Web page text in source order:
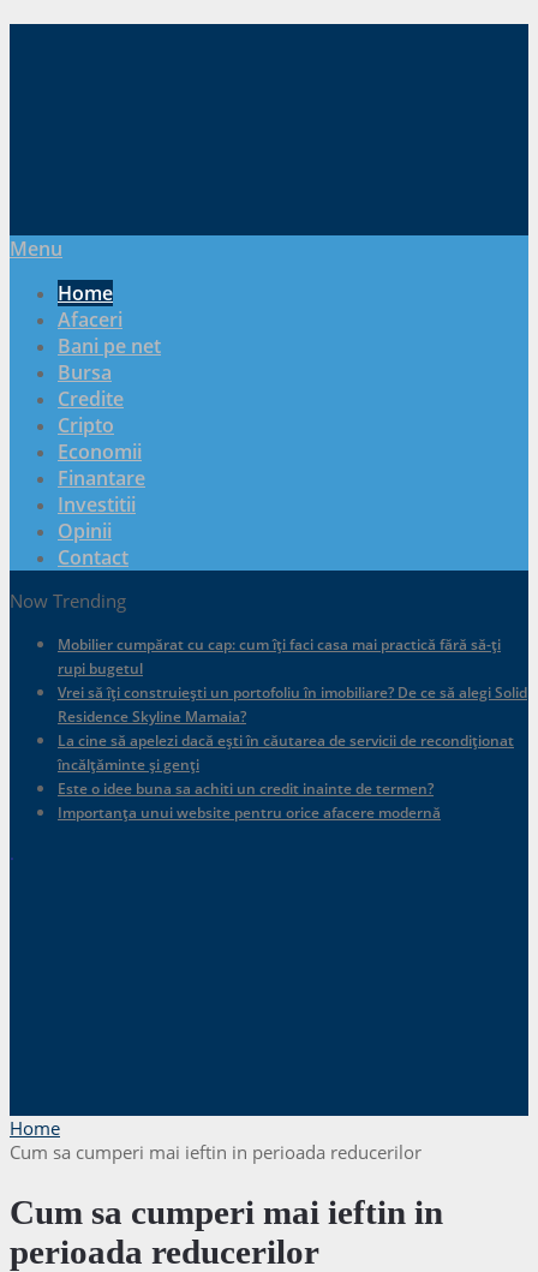
Menu
Home
Afaceri
Bani pe net
Bursa
Credite
Cripto
Economii
Finantare
Investitii
Opinii
Contact
Now Trending
Mobilier cumpărat cu cap: cum îți faci casa mai practică fără să-ți
rupi bugetul
Vrei să îți construiești un portofoliu în imobiliare? De ce să alegi Solid
Residence Skyline Mamaia?
La cine să apelezi dacă ești în căutarea de servicii de recondiționat
încălțăminte și genți
Este o idee buna sa achiti un credit inainte de termen?
Importanța unui website pentru orice afacere modernă
.
Home
Cum sa cumperi mai ieftin in perioada reducerilor
Cum sa cumperi mai ieftin in
perioada reducerilor